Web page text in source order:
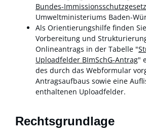
Bundes-Immissionsschutzgesetz
Umweltministeriums Baden-
Als Orientierungshilfe finden
Vorbereitung und
Onlineantrags in der Tabelle "
Uploadfelder BImSchG-Antrag"
des durch das Webformular
Antragsaufbaus sowie eine
enthaltenen Uploadfelder.
Rechtsgrundlage